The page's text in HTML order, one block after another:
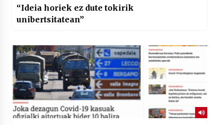
“Ideia horiek ez dute tokirik
unibertsitatean”